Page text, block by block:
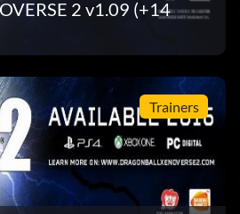
2 v1.09 (+14
Trainers